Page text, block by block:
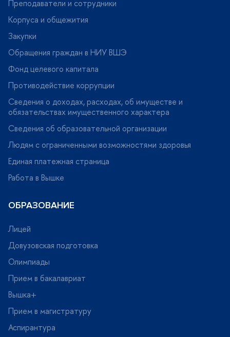
Преподаватели и сотрудники
Корпуса и общежития
Закупки
Обращения граждан в НИУ ВШЭ
Фонд целевого капитала
Противодействие коррупции
Сведения о доходах, расходах, об имуществе и
обязательствах имущественного характера
Сведения об образовательной организации
Людям с ограниченными возможностями здоровья
Единая платежная страница
Работа в Вышке
ОБРАЗОВАНИЕ
Лицей
Довузовская подготовка
Олимпиады
Прием в бакалавриат
ышка+
Прием в магистратуру
Аспирантура